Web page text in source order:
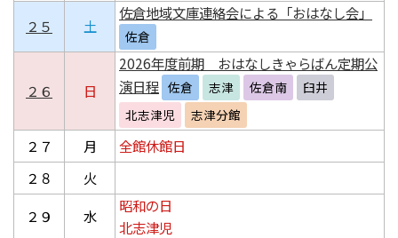
２５ 土
佐倉地域文庫連絡会による「おはなし会」
佐倉
２６ 日
2026年度前期 おはなしきゃらばん定期公
演日程 佐倉 志津 佐倉南
臼井
北志津児
志津分館
２７ 月
全館休館日
２８
火
２９
水
昭和の日
北志津児